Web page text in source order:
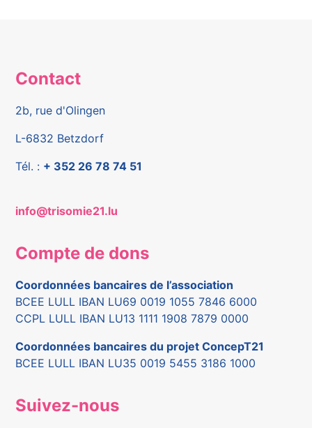
Contact
2b, rue d'Olingen
L-6832 Betzdorf
Tél. : + 352 26 78 74 51
info@trisomie21.lu
Compte de dons
Coordonnées bancaires de l’association
BCEE LULL IBAN LU69 0019 1055 7846 6000
CCPL LULL IBAN LU13 1111 1908 7879 0000
Coordonnées bancaires du projet ConcepT21
BCEE LULL IBAN LU35 0019 5455 3186 1000
Suivez-nous